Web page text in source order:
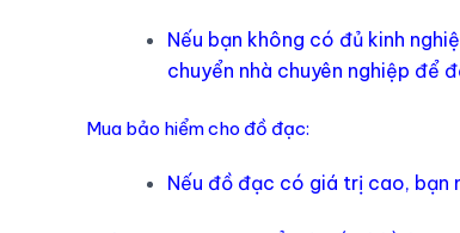
Nếu bạn không có đủ kinh
chuyển nhà chuyên nghiệp để
Mua bảo hiểm cho đồ đạc:
Nếu đồ đạc có giá trị cao, bạn